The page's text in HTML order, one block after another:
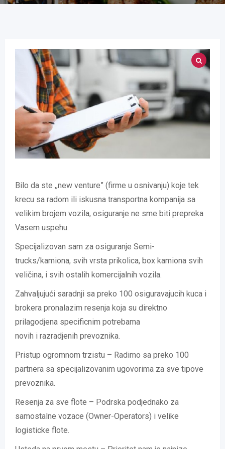
Bilo da ste ,,new venture” (firme u osnivanju) koje tek
krecu sa radom ili iskusna transportna kompanija sa
velikim brojem vozila, osiguranje ne sme biti prepreka
Vasem uspehu.
Specijalizovan sam za osiguranje Semi-
trucks/kamiona, svih vrsta prikolica, box kamiona svih
veličina, i svih ostalih komercijalnih vozila.
Zahvaljujući saradnji sa preko 100 osiguravajucih kuca i
brokera pronalazim resenja koja su direktno
prilagodjena specificnim potrebama
novih i razradjenih prevoznika.
Pristup ogromnom trzistu – Radimo sa preko 100
partnera sa specijalizovanim ugovorima za sve tipove
prevoznika.
Resenja za sve flote – Podrska podjednako za
samostalne vozace (Owner-Operators) i velike
logisticke flote.